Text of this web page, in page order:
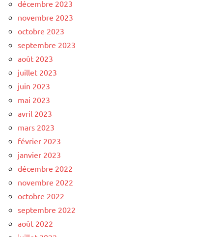
décembre 2023
novembre 2023
octobre 2023
septembre 2023
août 2023
juillet 2023
juin 2023
mai 2023
avril 2023
mars 2023
février 2023
janvier 2023
décembre 2022
novembre 2022
octobre 2022
septembre 2022
août 2022